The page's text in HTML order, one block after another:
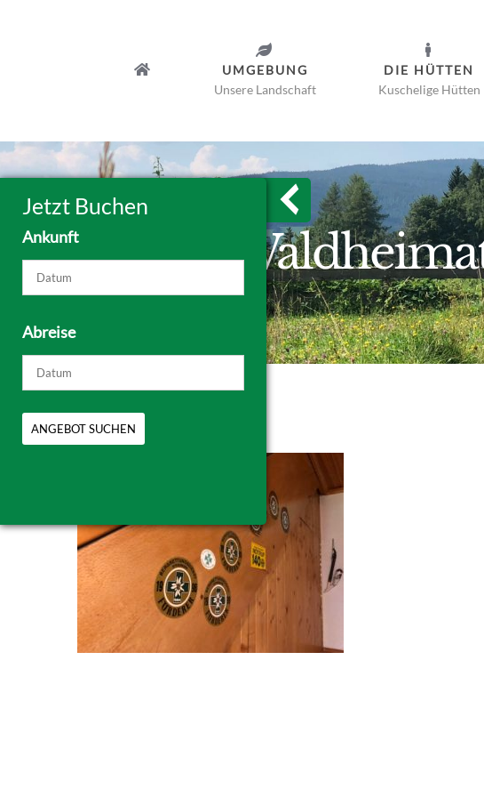
UMGEBUNG
Unsere Landschaft
DIE HÜTTEN
Kuschelige Hütten
Jetzt Buchen
Ankunft
Abreise